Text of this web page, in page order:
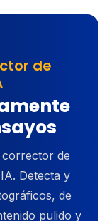
de
de
Detecta y
de
pulido y